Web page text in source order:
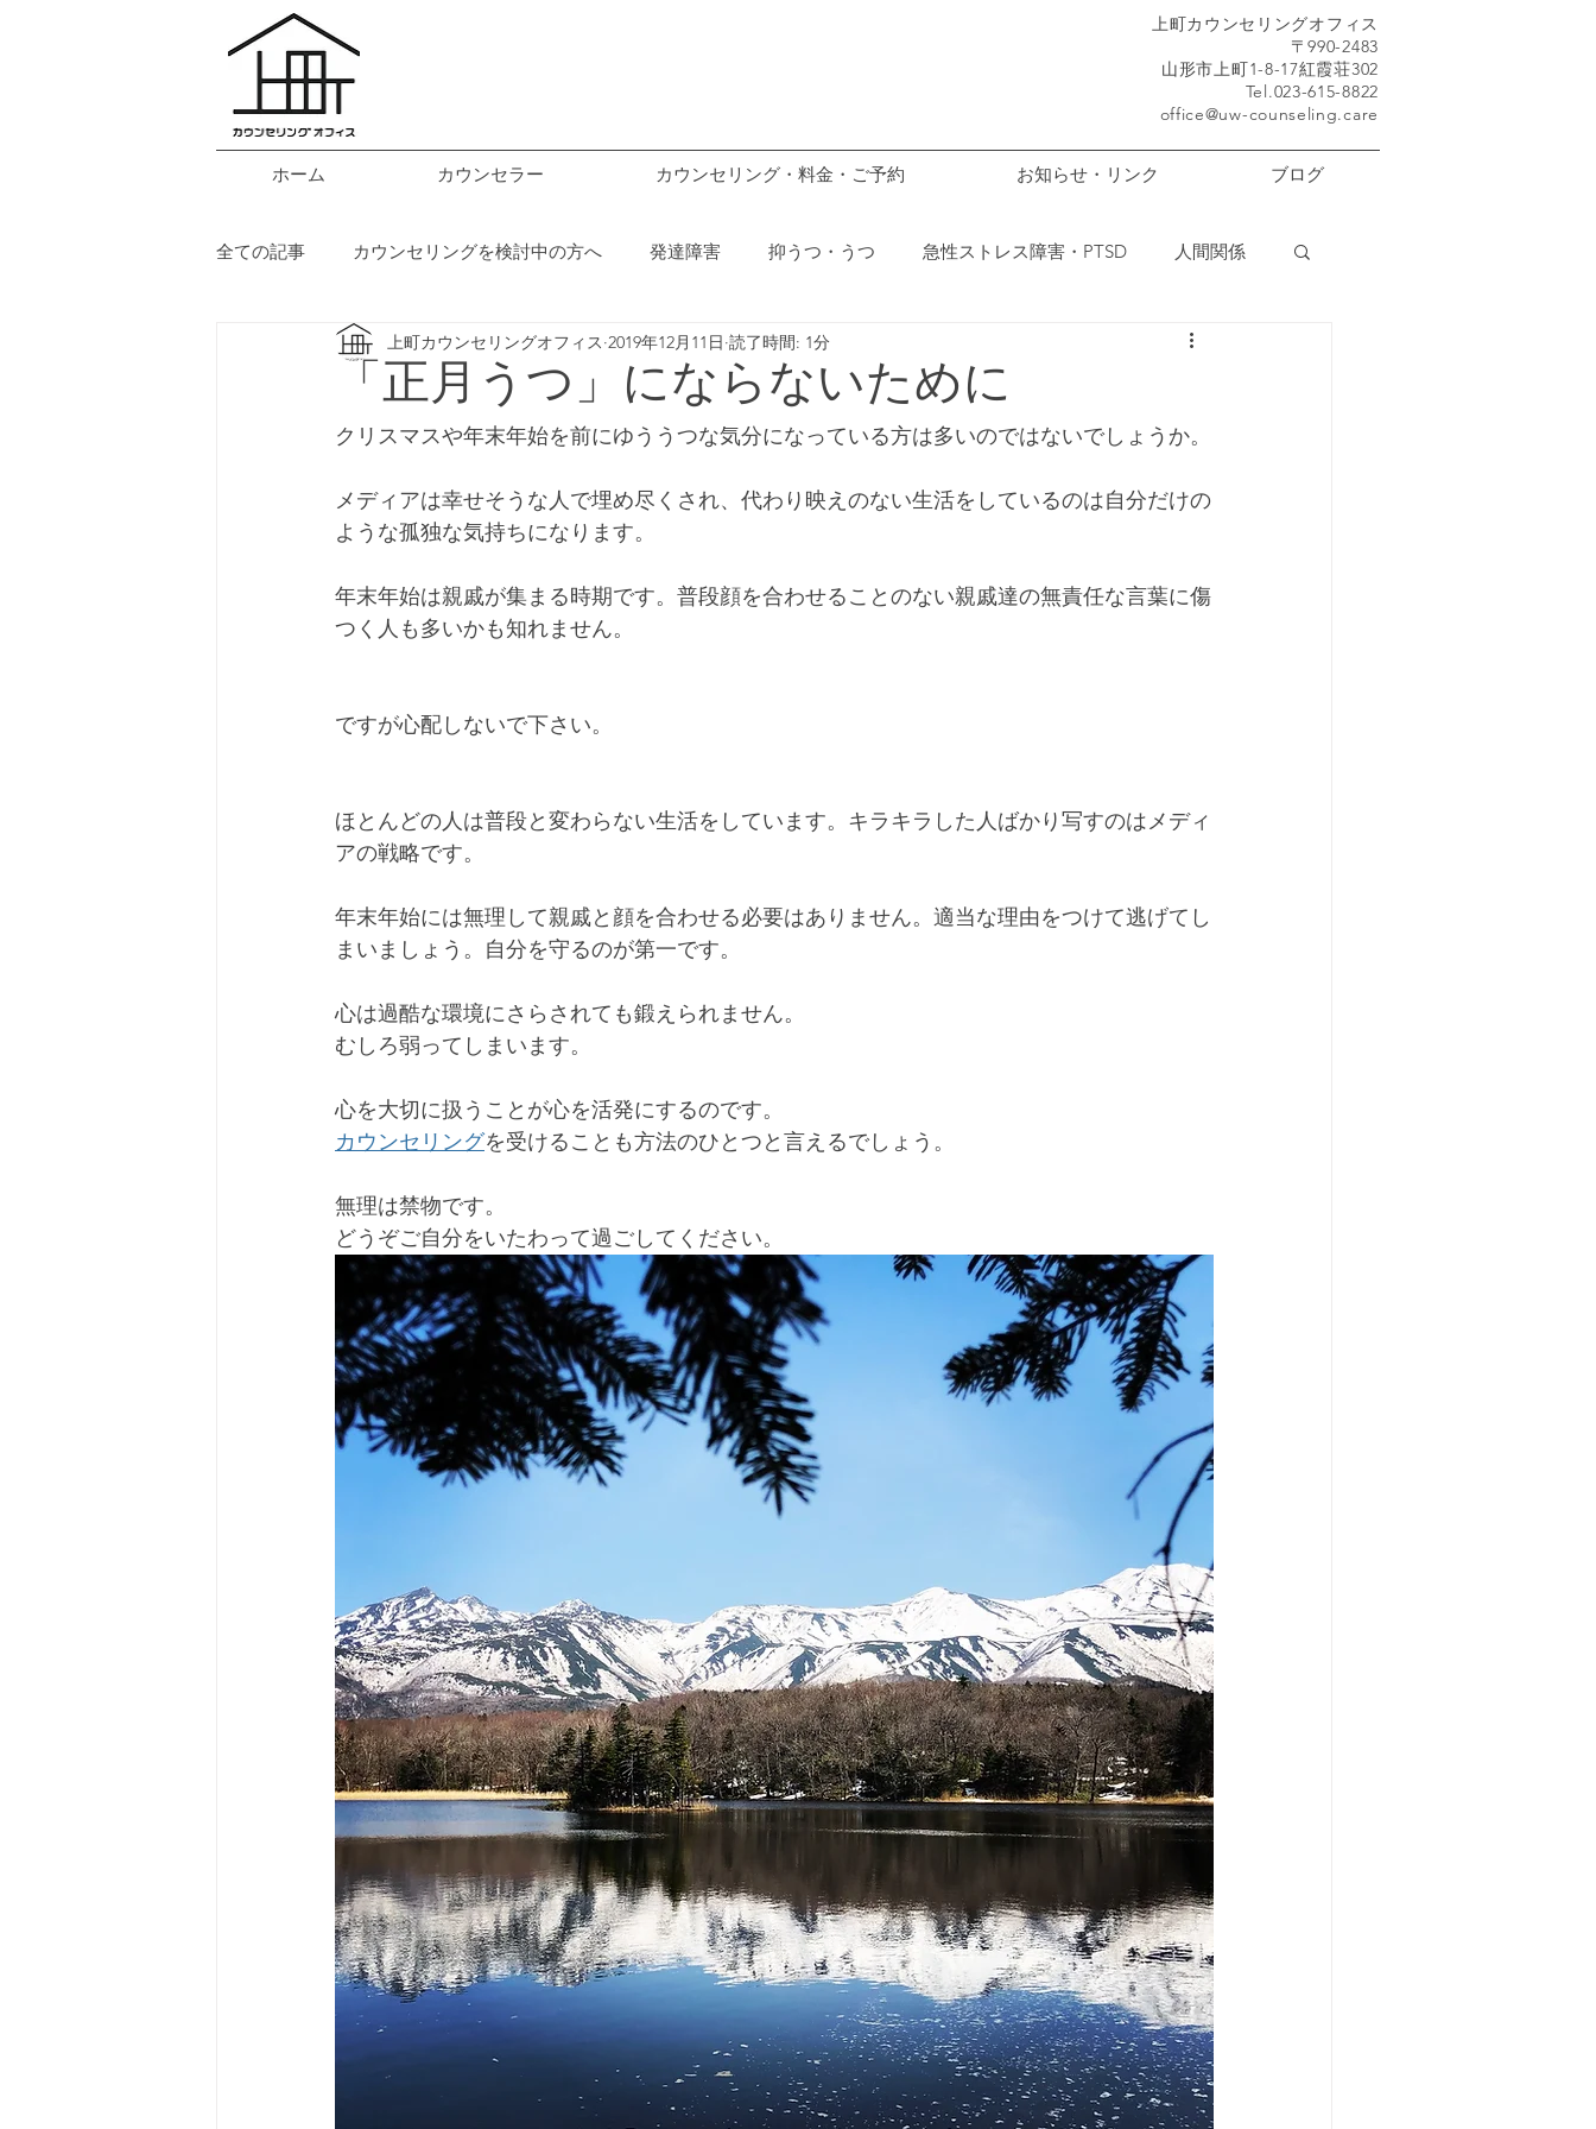
​上町カウンセリングオフィス
〒990-2483
山形市上町1-8-17紅霞荘302
Tel.023-615-8822
office@uw-counseling.care
ホーム カウンセラー カウンセリング・料金・ご予約 お知らせ・リンク ブログ
全ての記事 カウンセリングを検討中の方へ 発達障害 抑うつ・うつ 急性ストレス障害・PTSD 人間関係
ご挨拶 トピックス 不安
「正月うつ」にならないために
上町カウンセリングオフィス 2019年12月11日 読了時間: 1分
クリスマスや年末年始を前にゆううつな気分になっている方は多いのではないでしょうか。
メディアは幸せそうな人で埋め尽くされ、代わり映えのない生活をしているのは自分だけの
ような孤独な気持ちになります。
年末年始は親戚が集まる時期です。普段顔を合わせることのない親戚達の無責任な言葉に傷
つく人も多いかも知れません。
ですが心配しないで下さい。
ほとんどの人は普段と変わらない生活をしています。キラキラした人ばかり写すのはメディ
アの戦略です。
年末年始には無理して親戚と顔を合わせる必要はありません。適当な理由をつけて逃げてし
まいましょう。自分を守るのが第一です。
心は過酷な環境にさらされても鍛えられません。
むしろ弱ってしまいます。
心を大切に扱うことが心を活発にするのです。
カウンセリングを受けることも方法のひとつと言えるでしょう。
無理は禁物です。
どうぞご自分をいたわって過ごしてください。